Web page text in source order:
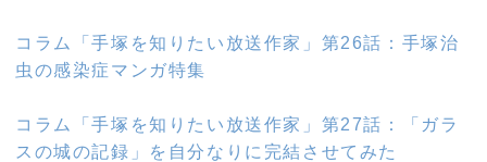
コラム「手塚を知りたい放送作家」第26話：手塚治
虫の感染症マンガ特集
コラム「手塚を知りたい放送作家」第27話：「ガラ
スの城の記録」を自分なりに完結させてみた